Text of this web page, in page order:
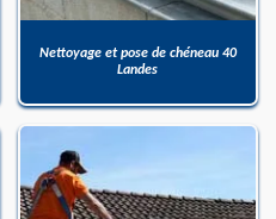
Nettoyage et pose de chéneau 40
Landes